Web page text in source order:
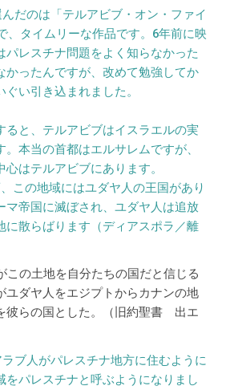
だのは「テルアビブ・オン・ファイ
、タイムリーな作品です。6年前に映
パレスチナ問題をよく知らなかった
かったんですが、改めて勉強してか
ぐい引き込まれました。
ると、テルアビブはイスラエルの実
。本当の首都はエルサレムですが、
はテルアビブにあります。
この地域にはユダヤ人の王国があり
マ帝国に滅ぼされ、ユダヤ人は追放
に散らばります（ディアスポラ／離
この土地を自分たちの国だと信じる
ユダヤ人をエジプトからカナンの地
彼らの国とした。（旧約聖書 出エ
ブ人がパレスチナ地方に住むように
をパレスチナと呼ぶようになりまし